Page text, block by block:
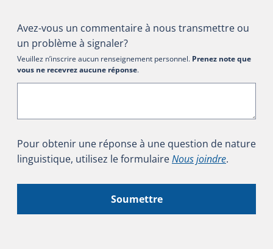
Avez-vous un commentaire à nous transmettre ou
un problème à signaler?
Veuillez n’inscrire aucun renseignement personnel. Prenez note que
vous ne recevrez aucune réponse.
Pour obtenir une réponse à une question de nature
linguistique, utilisez le formulaireNous joindre.
Soumettre